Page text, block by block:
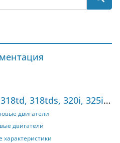
BMW 316i, 318i, 318is, 318td, 318tds, 320i, 325i, 325tds (1990-1998) Руководство по ремонту
двигатели
двигатели
характеристики